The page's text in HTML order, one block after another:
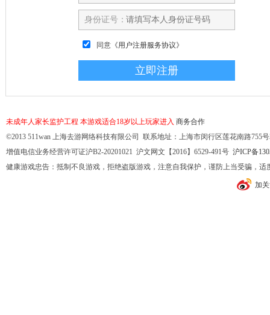
身份证号：
同意 《用户注册服务协议》
未成年人家长监护工程 本游戏适合18岁以上玩家进入 商务合作
©2013 511wan 上海去游网络科技有限公司 联系地址：上海市闵行区莲花南路755
增值电信业务经营许可证沪B2-20201021 沪文网文【2016】6529-491号 沪ICP备
健康游戏忠告：抵制不良游戏，拒绝盗版游戏，注意自我保护，谨防上当受骗，
加